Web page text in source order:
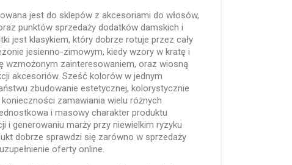
jest do sklepów z akcesoriami do włosów,
punktów sprzedaży dodatków damskich i
jest klasykiem, który dobrze rotuje przez cały
jesienno-zimowym, kiedy wzory w kratę i
wzmożonym zainteresowaniem, oraz wiosną
akcesoriów. Sześć kolorów w jednym
zbudowanie estetycznej, kolorystycznie
zamawiania wielu różnych
i masowy charakter produktu
i generowaniu marży przy niewielkim ryzyku
dobrze sprawdzi się zarówno w sprzedaży
oferty online.